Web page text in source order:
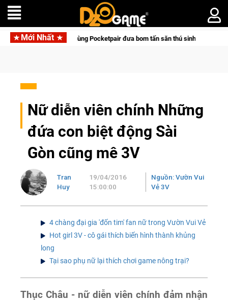
Mới Nhất
đưa bom tấn săn thú sinh tồn lên di động với tên gọi Palworld Online
Nữ diễn viên chính Những
đứa con biệt động Sài
Gòn cũng mê 3V
Tran
Huy
19/04/2016
15:00:00
Nguồn: Vườn Vui
Vẻ 3V
4 chàng đại gia 'đốn tim' fan nữ trong Vườn Vui Vẻ
Hot girl 3V - cô gái thích biến hình thành khủng
long
Tại sao phụ nữ lại thích chơi game nông trại?
Thục Châu - nữ diễn viên chính đảm nhận